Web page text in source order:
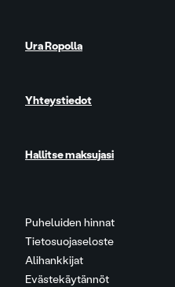
Puheluiden hinnat
Tietosuojaseloste
Alihankkijat
Evästekäytännöt
Ura Ropolla
Yhteystiedot
Hallitse maksujasi